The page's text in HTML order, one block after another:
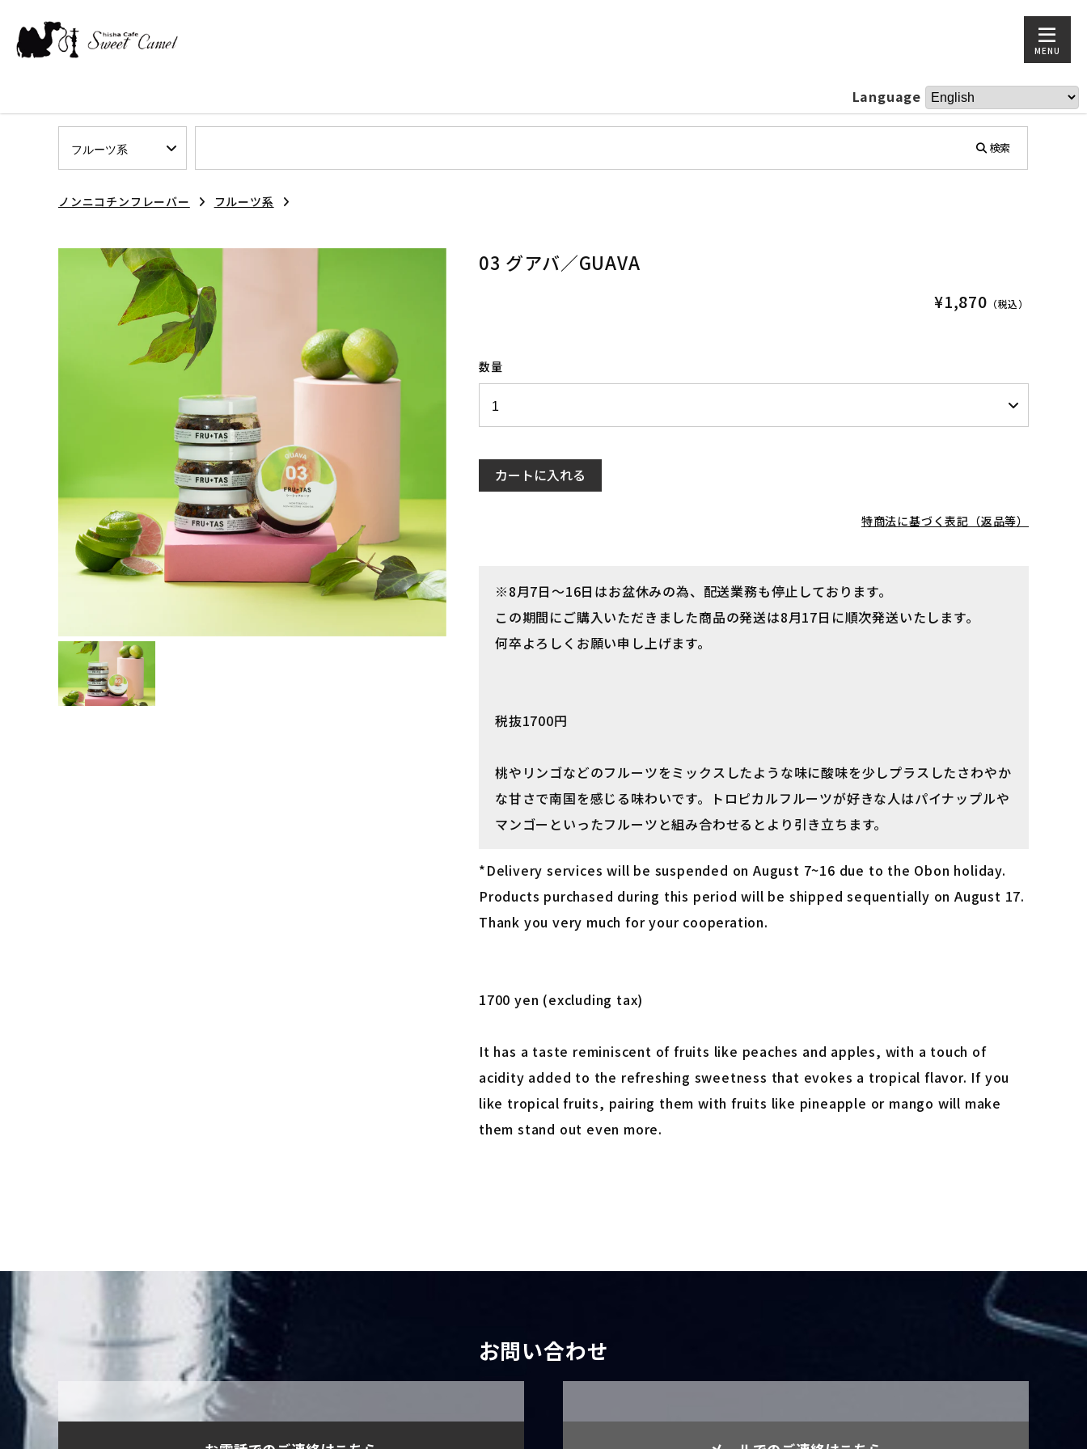
Language
MENU
検索
ノンニコチンフレーバー フルーツ系
03 グアバ／GUAVA
¥1,870 （税込）
数量
カートに入れる
特商法に基づく表記（返品等）
※8月7日～16日はお盆休みの為、配送業務も停止しております。
この期間にご購入いただきました商品の発送は8月17日に順次発送いたします。
何卒よろしくお願い申し上げます。
税抜1700円
桃やリンゴなどのフルーツをミックスしたような味に酸味を少しプラスしたさわやか
な甘さで南国を感じる味わいです。トロピカルフルーツが好きな人はパイナップルや
マンゴーといったフルーツと組み合わせるとより引き立ちます。
*Delivery services will be suspended on August 7~16 due to the Obon holiday.
Products purchased during this period will be shipped sequentially on August 17.
Thank you very much for your cooperation.
1700 yen (excluding tax)
It has a taste reminiscent of fruits like peaches and apples, with a touch of
acidity added to the refreshing sweetness that evokes a tropical flavor. If you
like tropical fruits, pairing them with fruits like pineapple or mango will make
them stand out even more.
お問い合わせ